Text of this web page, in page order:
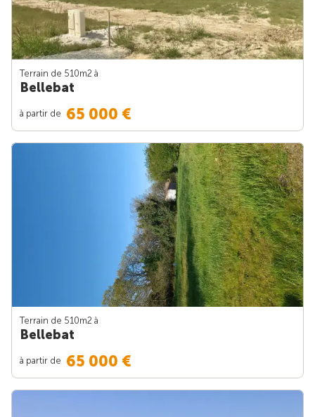
Terrain de 510m2 à
Bellebat
à partir de 65 000 €
Terrain de 510m2 à
Bellebat
à partir de 65 000 €